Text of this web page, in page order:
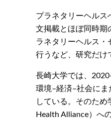
プラネタリーヘルス
文掲載とほぼ同時期
ラネタリーヘルス・
行うなど、研究だけ
長崎大学では、
環境–経済–社会に
している。そのた
Health Alliance）へ